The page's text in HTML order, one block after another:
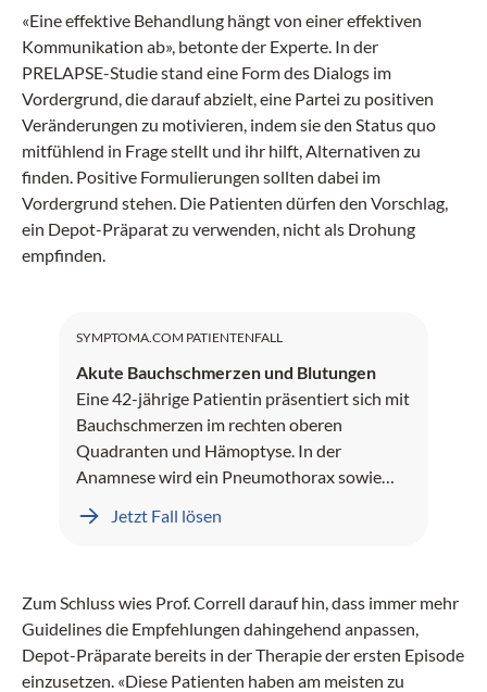
«Eine effektive Behandlung hängt von einer effektiven
Kommunikation ab», betonte der Experte. In der
PRELAPSE-Studie stand eine Form des Dialogs im
Vordergrund, die darauf abzielt, eine Partei zu positiven
Veränderungen zu motivieren, indem sie den Status quo
mitfühlend in Frage stellt und ihr hilft, Alternativen zu
finden. Positive Formulierungen sollten dabei im
Vordergrund stehen. Die Patienten dürfen den Vorschlag,
ein Depot-Präparat zu verwenden, nicht als Drohung
empfinden.
SYMPTOMA.COM PATIENTENFALL
Akute Bauchschmerzen und Blutungen
Eine 42-jährige Patientin präsentiert sich mit
Bauchschmerzen im rechten oberen
Quadranten und Hämoptyse. In der
Anamnese wird ein Pneumothorax sowie
Jetzt Fall lösen
Zum Schluss wies Prof. Correll darauf hin, dass immer mehr
Guidelines die Empfehlungen dahingehend anpassen,
Depot-Präparate bereits in der Therapie der ersten Episode
einzusetzen. «Diese Patienten haben am meisten zu